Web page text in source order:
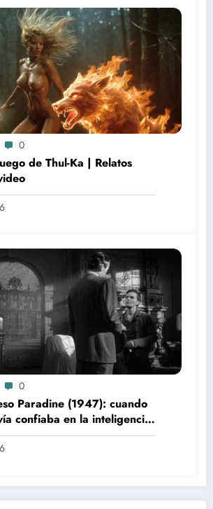
0
de Thul-Ka | Relatos
0
Paradine (1947): cuando
confiaba en la inteligencia